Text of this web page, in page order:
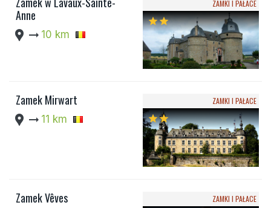
Anne
location_pin arrow_right_alt 10 km
ZAMKI I PAŁACE
starstar
Zamek Mirwart
location_pin arrow_right_alt 11 km
ZAMKI I PAŁACE
starstar
Zamek Vêves ZAMKI I PAŁACE